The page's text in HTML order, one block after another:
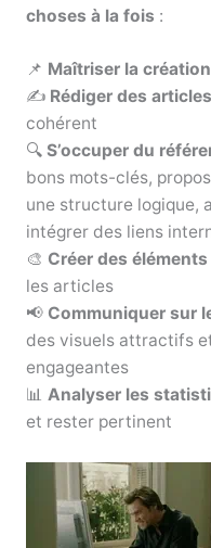
choses à la fois :
📌 Maîtriser la
✍️ Rédiger des articles
cohérent
🔍 S’occuper du
bons mots-clés,
une structure logique,
intégrer des liens
🎨 Créer des
les articles
📢 Communiquer sur
des visuels attractifs
engageantes
📊 Analyser les
et rester pertinent